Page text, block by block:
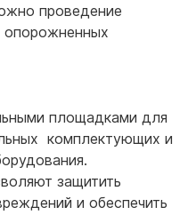
проведение
опорожненных
площадками для
комплектующих и
защитить
и обеспечить